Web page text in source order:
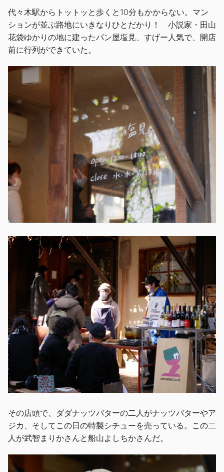
代々木駅からトットッと歩くと10分もかからない。マン
ションが並ぶ路地にいきなりひとだかり！ 小説家・田山
花袋ゆかりの地に建ったパン屋塩見、すげー人気で、開店
前に行列ができていた。
その店頭で、ダダナッツバターの二人がナッツバターやア
ジカ、そしてこの日の特製シチューを売っている。この二
人が武智まりかさんと船山よしちかさんだ。